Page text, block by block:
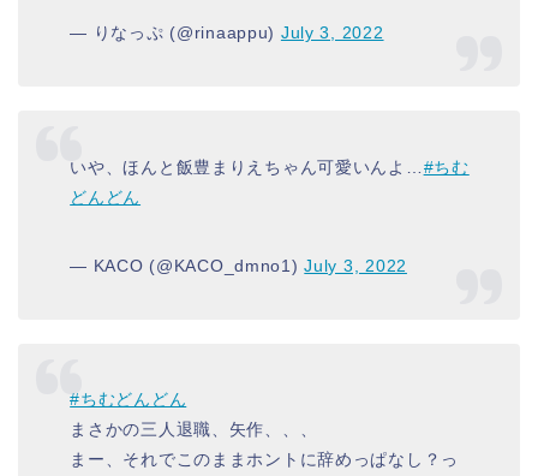
— りなっぷ (@rinaappu) July 3, 2022
いや、ほんと飯豊まりえちゃん可愛いんよ… #ちむ
どんどん
— KACO︎︎︎︎︎ (@KACO_dmno1)July 3, 2022
#ちむどんどん
まさかの三人退職、矢作、、、
まー、それでこのままホントに辞めっぱなし？っ